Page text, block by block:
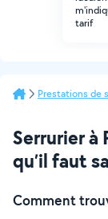
tarif
Prestations de
Serrurier à
qu’il faut
Comment